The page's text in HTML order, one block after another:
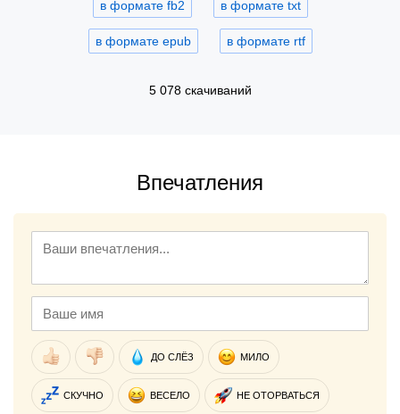
в формате fb2 в формате txt
в формате epub в формате rtf
5 078 скачиваний
Впечатления
ДО СЛЁЗ МИЛО
СКУЧНО ВЕСЕЛО НЕ ОТОРВАТЬСЯ